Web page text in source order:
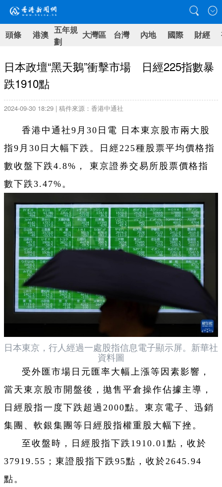
頭條 港澳 五年規
劃
大灣區 台灣 內地 國際 財經
日本政壇“黑天鵝”衝擊市場 日經225指數暴
跌1910點
2024-09-30 18:29 | 稿件來源：香港中通社
香港中通社9月30日電 日本東京股市兩大股
指9月30日大幅下跌。日經225種股票平均價格指
數收盤下跌4.8%， 東京證券交易所股票價格指
數下跌3.47%。
日本東京，行人經過一處股指信息電子顯示屏。新華社
資料圖
受外匯市場日元匯率大幅上漲等因素影響，
當天東京股市開盤後，拋售平倉操作佔據主導，
日經股指一度下跌超過2000點。東京電子、迅銷
集團、軟銀集團等日經股指權重股大幅下挫。
至收盤時，日經股指下跌1910.01點，收於
37919.55；東證股指下跌95點，收於2645.94
點。